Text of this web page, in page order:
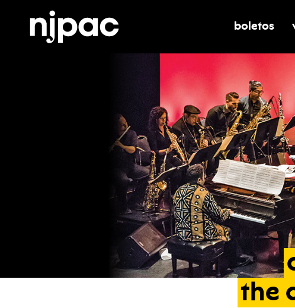
alternar
boletos
the